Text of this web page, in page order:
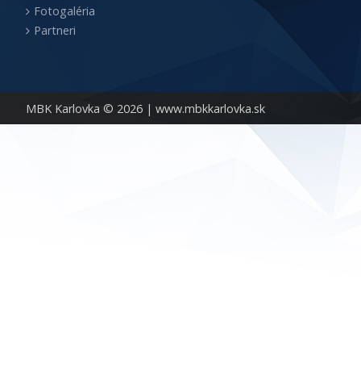
MBK Karlovka © 2026 | www.mbkkarlovka.sk
Fotogaléria
Partneri